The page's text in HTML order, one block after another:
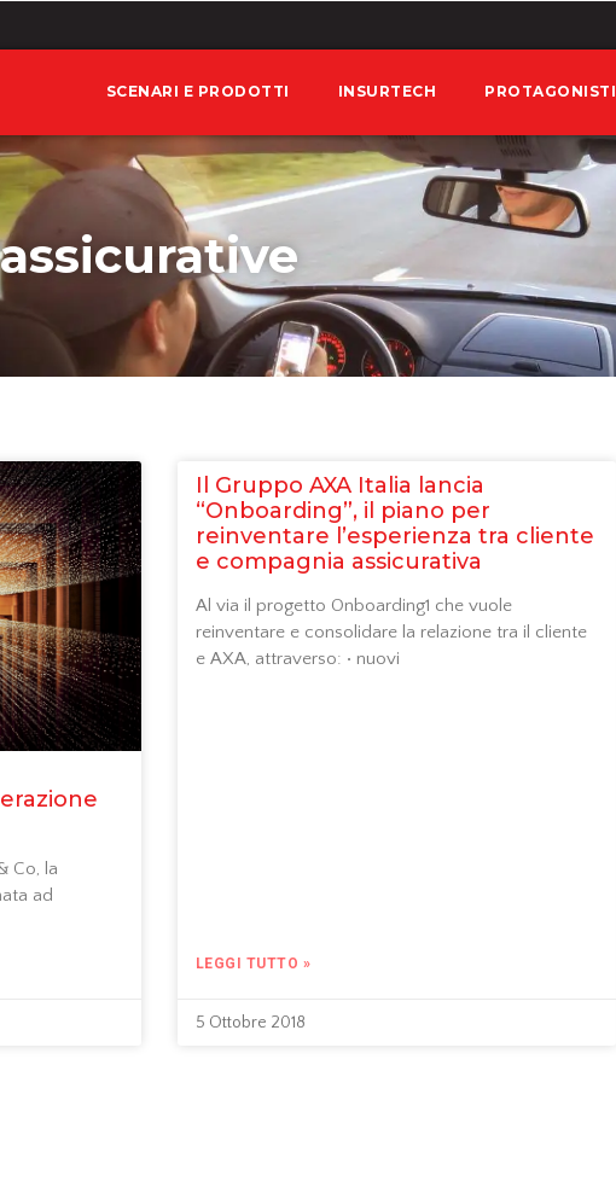
SCENARI E PRODOTTI INSURTECH PROTAGONISTI
Co, la
ad
Il Gruppo AXA Italia lancia
“Onboarding”, il piano per
reinventare l’esperienza tra cliente
e compagnia assicurativa
Al via il progetto Onboarding1 che vuole
reinventare e consolidare la relazione tra il cliente
e AXA, attraverso: • nuovi
LEGGI TUTTO »
5 Ottobre 2018